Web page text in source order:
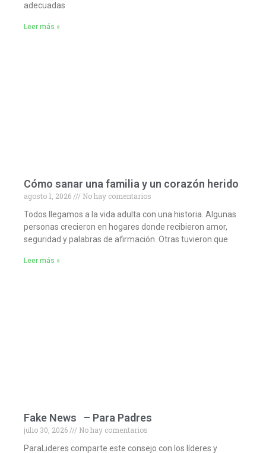
adecuadas
Leer más »
Cómo sanar una familia y un corazón herido
agosto 1, 2026
No hay comentarios
Todos llegamos a la vida adulta con una historia. Algunas
personas crecieron en hogares donde recibieron amor,
seguridad y palabras de afirmación. Otras tuvieron que
Leer más »
Fake News – Para Padres
julio 30, 2026
No hay comentarios
ParaLideres comparte este consejo con los líderes y